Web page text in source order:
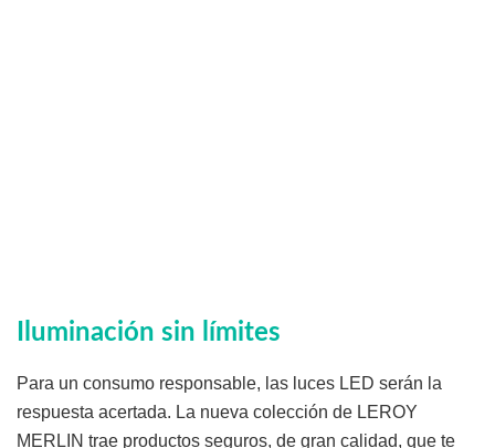
Iluminación sin límites
Para un consumo responsable, las luces LED serán la
respuesta acertada. La nueva colección de LEROY
MERLIN trae productos seguros, de gran calidad, que te